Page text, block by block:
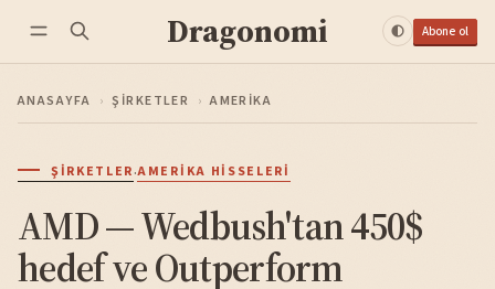
Dragonomi Abone ol
ANASAYFA › ŞIRKETLER › AMERIKA
ŞIRKETLER·AMERIKA HISSELERI
AMD — Wedbush'tan 450$
hedef ve Outperform